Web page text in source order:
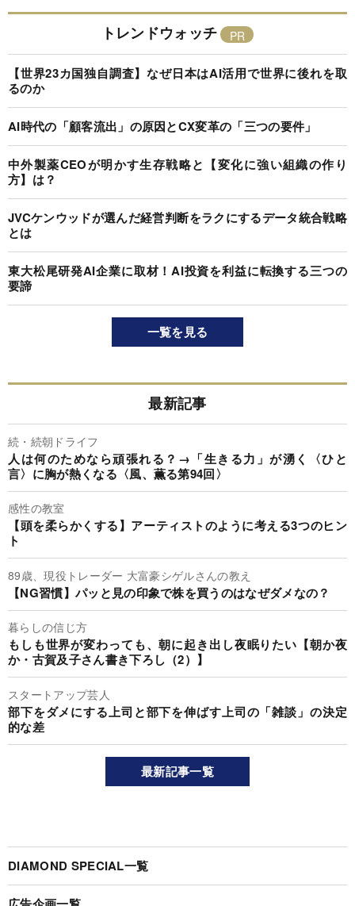
トレンドウォッチ
【世界23カ国独自調査】なぜ日本はAI活用で世界に後れを取
るのか
AI時代の「顧客流出」の原因とCX変革の「三つの要件」
中外製薬CEOが明かす生存戦略と【変化に強い組織の作り
方】は？
JVCケンウッドが選んだ経営判断をラクにするデータ統合戦略
とは
東大松尾研発AI企業に取材！AI投資を利益に転換する三つの
要諦
一覧を見る
最新記事
続・続朝ドライフ
人は何のためなら頑張れる？→「生きる力」が湧く〈ひと
言〉に胸が熱くなる〈風、薫る第94回〉
感性の教室
【頭を柔らかくする】アーティストのように考える3つのヒン
ト
89歳、現役トレーダー 大富豪シゲルさんの教え
【NG習慣】パッと見の印象で株を買うのはなぜダメなの？
暮らしの信じ方
もしも世界が変わっても、朝に起き出し夜眠りたい【朝か夜
か・古賀及子さん書き下ろし（2）】
スタートアップ芸人
部下をダメにする上司と部下を伸ばす上司の「雑談」の決定
的な差
最新記事一覧
DIAMOND SPECIAL一覧